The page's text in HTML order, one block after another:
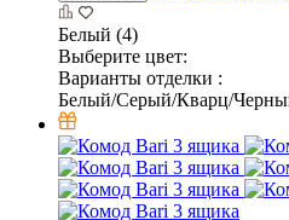
Белый (4)
Выберите цвет:
Варианты отделки :
Белый/Серый/Кварц/